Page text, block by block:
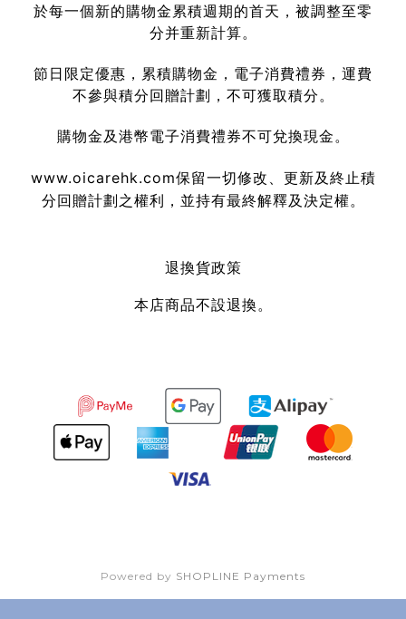
於每一個新的購物金累積週期的首天，被調整至零
分并重新計算。
節日限定優惠，累積購物金，電子消費禮券，運費
不參與積分回贈計劃，不可獲取積分。
購物金及港幣電子消費禮券不可兌換現金。
www.oicarehk.com保留一切修改、更新及終止積
分回贈計劃之權利，並持有最終解釋及決定權。
退換貨政策
本店商品不設退換。
Powered by SHOPLINE Payments